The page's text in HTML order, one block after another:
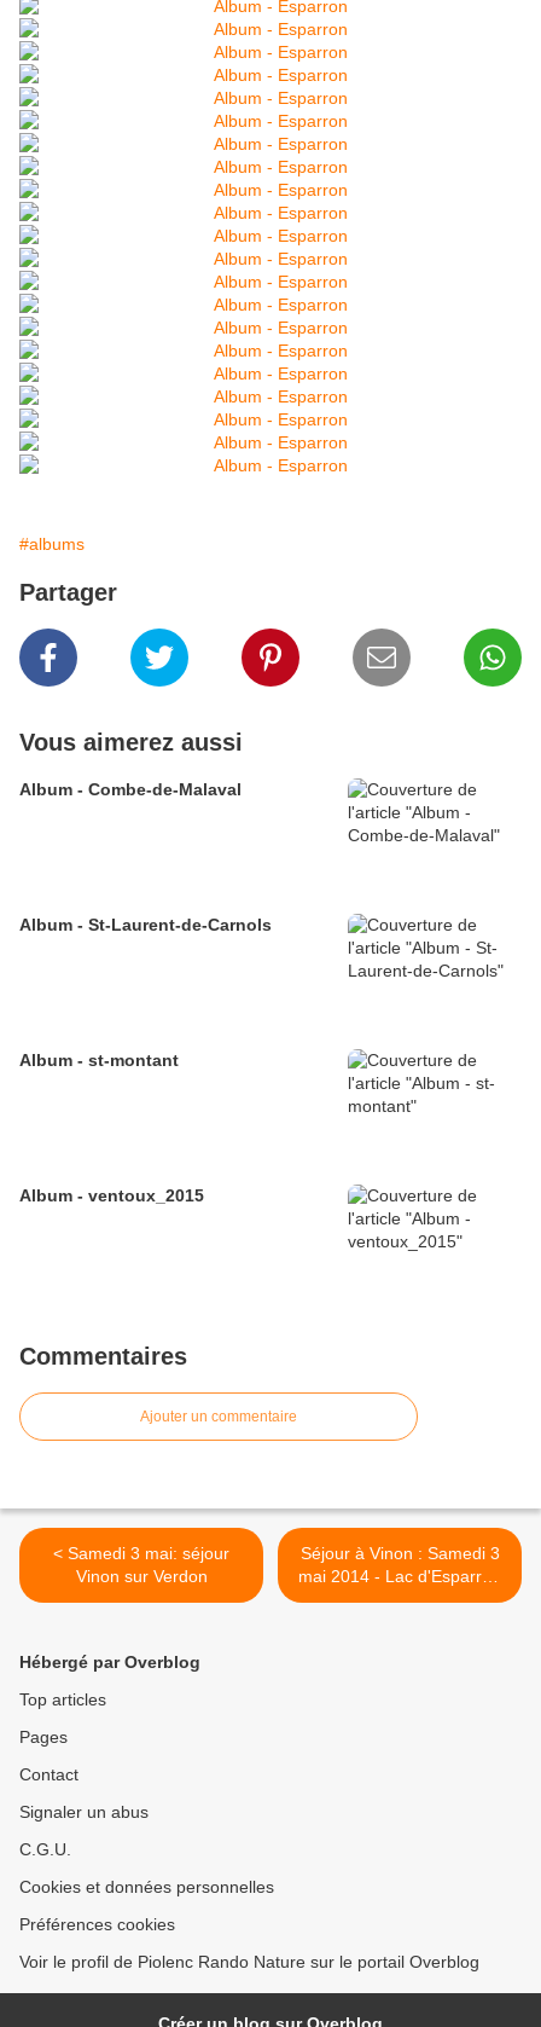
#albums
Partager
Vous aimerez aussi
Album - Combe-de-Malaval
Album - St-Laurent-de-Carnols
Album - st-montant
Album - ventoux_2015
Commentaires
Ajouter un commentaire
< Samedi 3 mai: séjour
Vinon sur Verdon
Séjour à Vinon : Samedi 3
mai 2014 - Lac d'Esparron
>
Hébergé par Overblog
Top articles
Pages
Contact
Signaler un abus
C.G.U.
Cookies et données personnelles
Préférences cookies
Voir le profil de Piolenc Rando Nature sur le portail Overblog